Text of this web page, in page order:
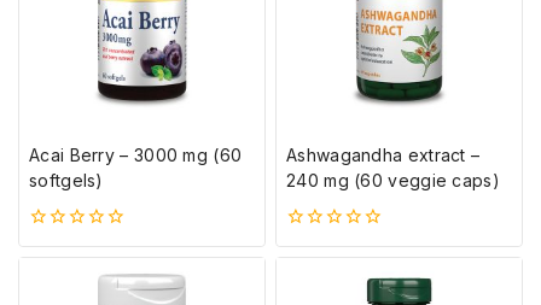
Acai Berry – 3000 mg (60
softgels)
0
5-
Ashwagandha extract –
240 mg (60 veggie caps)
0
5-